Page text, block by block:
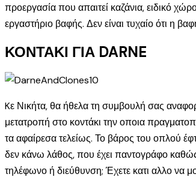
προεργασία που απαιτεί καζάνια, ειδικό
εργαστήριο βαφής. Δεν είναι τυχαίο ότι η
ΚΟΝΤΑΚΙ ΓΙΑ DARNE
Kε Νικήτα, θα ήθελα τη συμβουλή σας
μετατροπή στο κοντάκι την οποια
τα αφαίρεσα τελείως. Το βάρος του οπλού
δεν κάνω λάθος, που έχει παντογράφο καθώς
τηλέφωνο ή διεύθυνση; Έχετε κατι αλλο να